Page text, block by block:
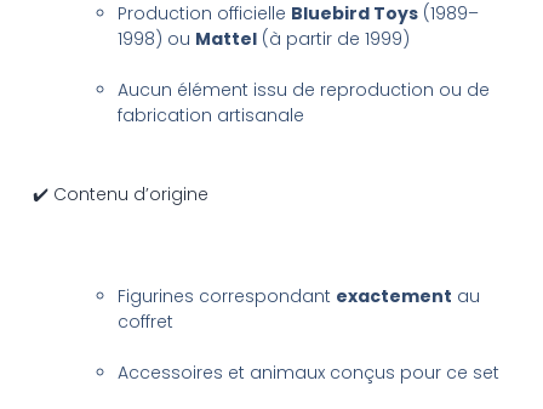
Production officielle Bluebird Toys(1989–
1998) ou Mattel(à partir de 1999)
Aucun élément issu de reproduction ou de
fabrication artisanale
✔️ Contenu d’origine
Figurines correspondant exactement au
coffret
Accessoires et animaux conçus pour ce set